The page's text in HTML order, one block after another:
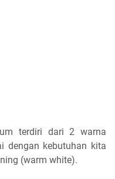
terdiri dari 2 warna
dengan kebutuhan kita
(warm white).